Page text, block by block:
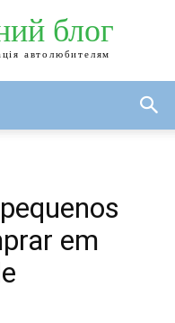
блог
автолюбителям
em